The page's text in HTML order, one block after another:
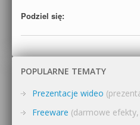
Podziel się:
POPULARNE TEMATY
Prezentacje wideo
Freeware (darmowe